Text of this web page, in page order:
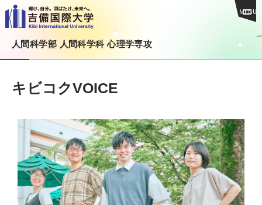
MENU
人間科学部 人間科学科 心理学専攻
キビコクVOICE